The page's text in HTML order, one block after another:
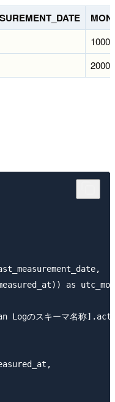
10000
20000
as
Logのスキーマ名称